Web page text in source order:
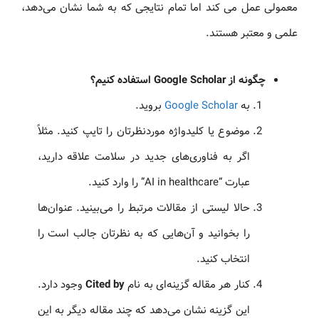
معمولی عمل می کند اما تمام نتایجی که به شما نشان می‌دهد،
علمی و معتبر هستند.
چگونه از Google Scholar استفاده کنیم؟
بهGoogle Scholar بروید.
موضوع یا کلیدواژه موردنظرتان را تایپ کنید. مثلاً
اگر به فناوری‌های جدید در سلامت علاقه دارید،
عبارت “AI in healthcare” را وارد کنید.
حالا لیستی از مقالات مرتبط را می‌بینید. عنوان‌ها
را بخوانید و آن‌هایی که به نظرتان جالب است را
انتخاب کنید.
کنار هر مقاله گزینه‌ای به نامCited by وجود دارد.
این گزینه نشان می‌دهد که چند مقاله دیگر به این